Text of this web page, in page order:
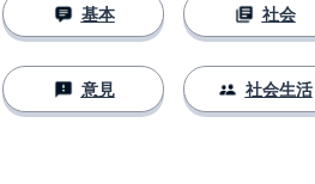
基本
意見
社会
社会生活